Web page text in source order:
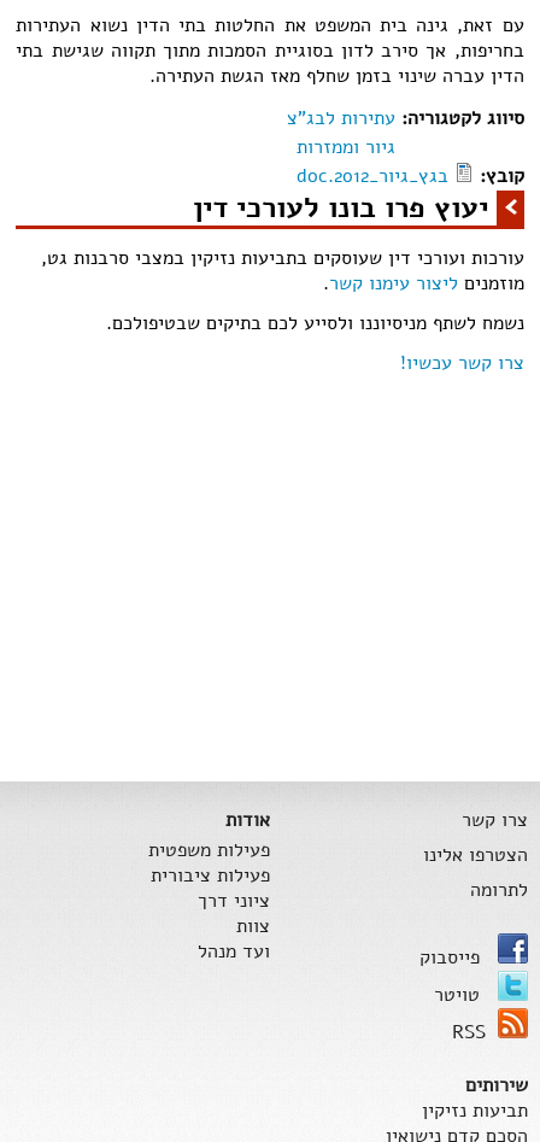
עם זאת, גינה בית המשפט את החלטות בתי הדין נשוא העתירות
בחריפות, אך סירב לדון בסוגיית הסמכות מתוך תקווה שגישת בתי
הדין עברה שינוי בזמן שחלף מאז הגשת העתירה.
סיווג לקטגוריה:עתירות לבג"צ
גיור וממזרות
קובץ:
בגץ_גיור_2012.doc
יעוץ פרו בונו לעורכי דין
עורכות ועורכי דין שעוסקים בתביעות נזיקין במצבי סרבנות גט,
מוזמנים ליצור עימנו קשר.
נשמח לשתף מניסיוננו ולסייע לכם בתיקים שבטיפולכם.
צרו קשר עכשיו!
צרו קשר
הצטרפו אלינו
לתרומה
פייסבוק
טויטר
RSS
אודות
פעילות משפטית
פעילות ציבורית
ציוני דרך
צוות
ועד מנהל
שירותים
תביעות נזיקין
הסכם קדם נישואין